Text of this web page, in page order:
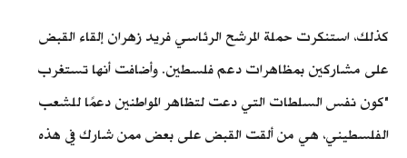
كذلك، استنكرت حملة المرشح الرئاسي فريد زهران إلقاء القبض
على مشاركين بمظاهرات دعم فلسطين. وأضافت أنها تستغرب
"كون نفس السلطات التي دعت لتظاهر المواطنين دعمًا للشعب
الفلسطيني، هي من ألقت القبض على بعض ممن شارك في هذه